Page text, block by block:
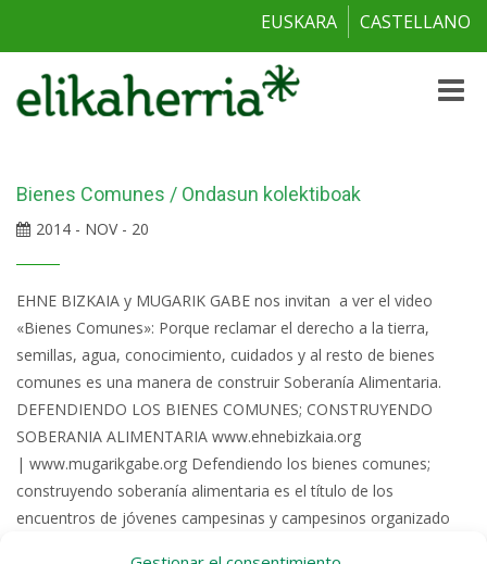
EUSKARA CASTELLANO
Toggle
Bienes Comunes / Ondasun kolektiboak
2014 - NOV - 20
EHNE BIZKAIA y MUGARIK GABE nos invitan a ver el video
«Bienes Comunes»: Porque reclamar el derecho a la tierra,
semillas, agua, conocimiento, cuidados y al resto de bienes
comunes es una manera de construir Soberanía Alimentaria.
DEFENDIENDO LOS BIENES COMUNES; CONSTRUYENDO
SOBERANIA ALIMENTARIA www.ehnebizkaia.org
| www.mugarikgabe.org Defendiendo los bienes comunes;
construyendo soberanía alimentaria es el título de los
encuentros de jóvenes campesinas y campesinos organizado